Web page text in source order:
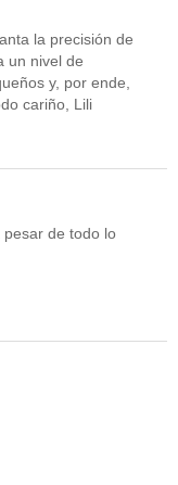
la precisión de
un nivel de
y, por ende,
cariño, Lili
de todo lo